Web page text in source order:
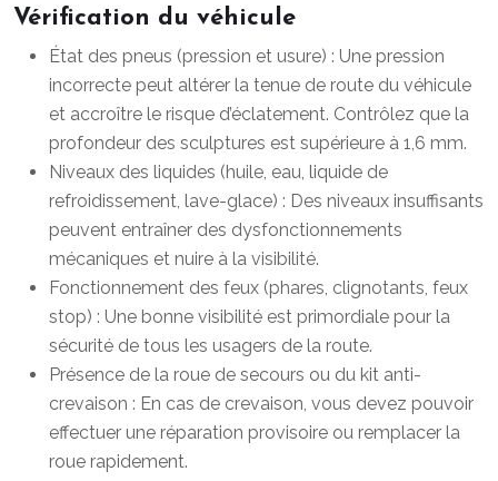
Vérification du véhicule
État des pneus (pression et usure) : Une pression
incorrecte peut altérer la tenue de route du véhicule
et accroître le risque d’éclatement. Contrôlez que la
profondeur des sculptures est supérieure à 1,6 mm.
Niveaux des liquides (huile, eau, liquide de
refroidissement, lave-glace) : Des niveaux insuffisants
peuvent entraîner des dysfonctionnements
mécaniques et nuire à la visibilité.
Fonctionnement des feux (phares, clignotants, feux
stop) : Une bonne visibilité est primordiale pour la
sécurité de tous les usagers de la route.
Présence de la roue de secours ou du kit anti-
crevaison : En cas de crevaison, vous devez pouvoir
effectuer une réparation provisoire ou remplacer la
roue rapidement.